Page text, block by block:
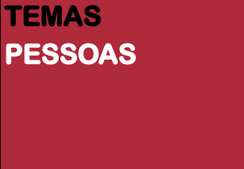
TEMAS
PESSOAS